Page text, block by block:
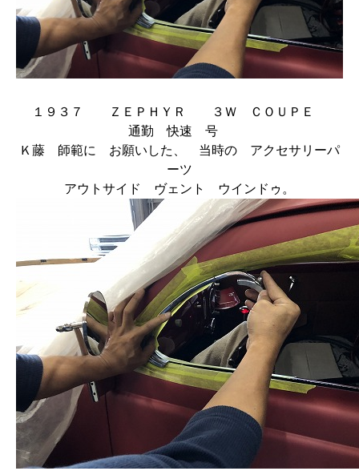
１９３７ ＺＥＰＨＹＲ ３Ｗ ＣＯＵＰＥ
通勤 快速 号
Ｋ藤 師範に お願いした、 当時の アクセサリーパ
ーツ
アウトサイド ヴェント ウインドゥ。